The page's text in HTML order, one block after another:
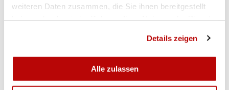
weiteren Daten zusammen, die Sie ihnen bereitgestellt
Details zeigen
Alle zulassen
Standardgewehr, hingegen pausierte am
Samstag.(Andreas Tschopp)
GALERIE